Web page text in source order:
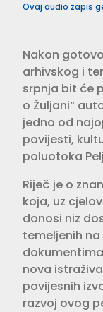
Ovaj audio zapis
Nakon
arhivskog i
srpnja bit će
o Žuljani“
jedno od
povijesti,
poluotoka
Riječ je o
koja, uz
donosi niz
temeljenih
nova
povijesnih
razvoj ovog